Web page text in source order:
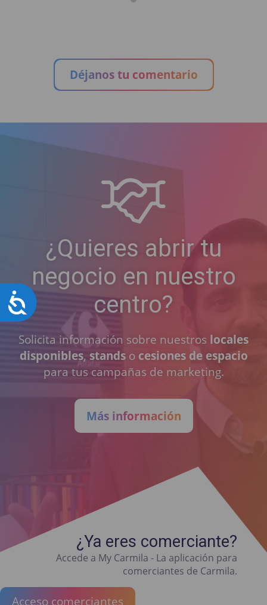
Accesibilidad
Déjanos tu comentario
¿Quieres abrir tu
negocio en nuestro
centro?
Solicita información sobre nuestros locales
disponibles, standso cesiones de espacio
para tus campañas de marketing.
Más información
¿Ya eres comerciante?
Accede a My Carmila - La aplicación para
comerciantes de Carmila.
Acceso comerciantes